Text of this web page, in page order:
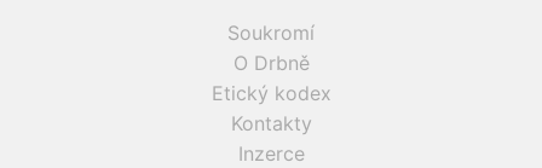
Soukromí
O Drbně
Etický kodex
Kontakty
Inzerce